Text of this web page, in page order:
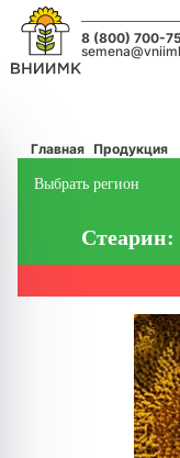
8 (800) 700-
Главная Продукция
Выбрать регион
Стеарин: